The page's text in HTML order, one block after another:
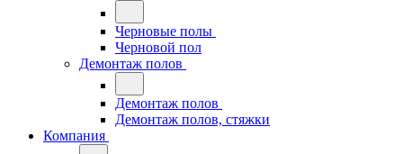
Черновые полы
Черновой пол
Демонтаж полов
Демонтаж полов
Демонтаж полов, стяжки
Компания